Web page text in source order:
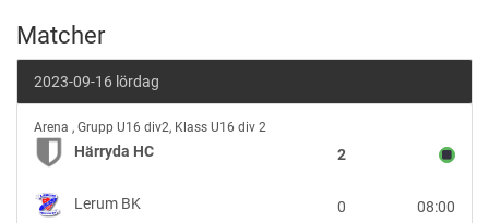
Matcher
2023-09-16 lördag
Härryda
HC
vs
Lerum
BK
Arena , Grupp U16 div2, Klass U16 div 2
Härryda HC 2
Lerum BK 08:00
0